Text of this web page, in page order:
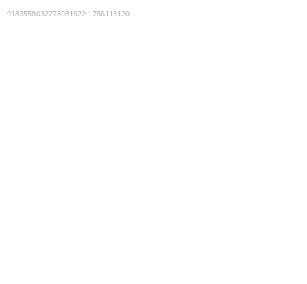
9183558032278081922:1786113120